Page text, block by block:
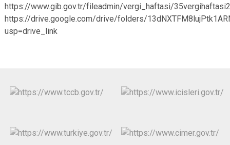
https://www.gib.gov.tr/fileadmin/vergi_haftasi/
https://drive.google.com/drive/folders/
usp=drive_link